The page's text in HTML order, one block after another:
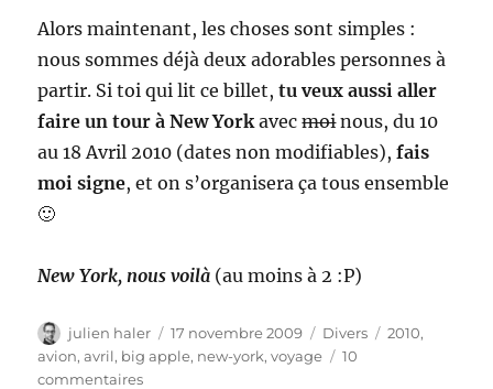
Alors maintenant, les choses sont simples :
nous sommes déjà deux adorables personnes à
partir. Si toi qui lit ce billet,tu veux aussi aller
faire un tour à New York avecmoinous, du 10
au 18 Avril 2010 (dates non modifiables),fais
moi signe, et on s’organisera ça tous ensemble
🙂
New York, nous voilà (au moins à 2 :P)
Auteur
julien haler
Publié
le
17 novembre 2009 Catégories
Divers Étiquettes
2010,
avion,avril, big apple, new-york,voyage
10
commentairessur